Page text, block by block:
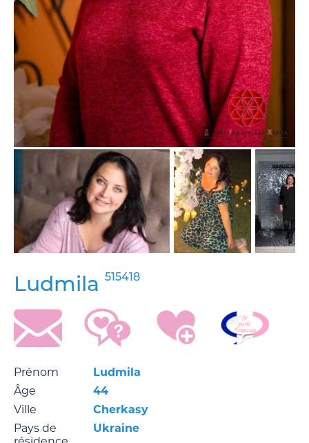
Ludmila 515418
Prénom
Ludmila
Âge
44
Ville
Cherkasy
Pays de
Ukraine